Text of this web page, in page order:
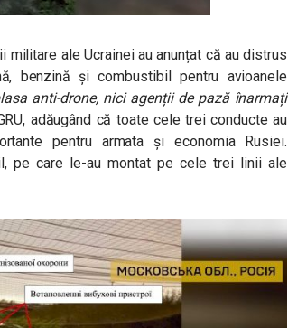
ale Ucrainei au anunțat că au distrus
benzină și combustibil pentru avioanele
anti-drone, nici agenții de pază înarmați
adăugând că toate cele trei conducte au
pentru armata și economia Rusiei.
pe care le-au montat pe cele trei linii ale